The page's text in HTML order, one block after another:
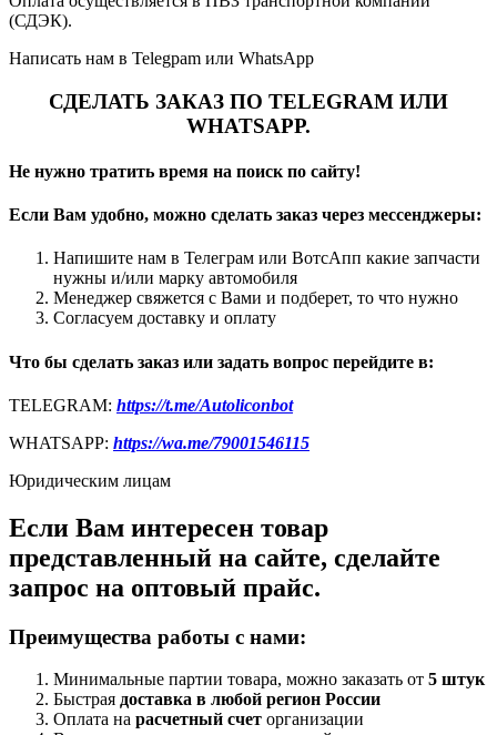
(СДЭК).
Написать нам в Telegpam или WhatsApp
СДЕЛАТЬ ЗАКАЗ ПО TELEGRAM ИЛИ
WHATSAPP.
Не нужно тратить время на поиск по сайту!
Если Вам удобно, можно сделать заказ через мессенджеры:
Напишите нам в Телеграм или ВотсАпп какие запчасти
нужны и/или марку автомобиля
Менеджер свяжется с Вами и подберет, то что нужно
Согласуем доставку и оплату
Что бы сделать заказ или задать вопрос перейдите в:
TELEGRAM: https://t.me/Autoliconbot
WHATSAPP: https://wa.me/79001546115
Юридическим лицам
Если Вам интересен товар
представленный на сайте, сделайте
запрос на оптовый прайс.
Преимущества работы с нами:
Минимальные партии товара, можно заказать от 5 штук
Быстрая доставка в любой регион России
Оплата на расчетный счет организации